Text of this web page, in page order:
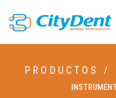
PRODUCTOS /